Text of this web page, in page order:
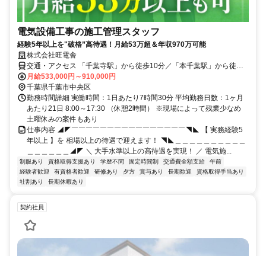
電気設備工事の施工管理スタッフ
経験5年以上を"破格”高待遇！月給53万超＆年収970万可能
株式会社旺電舎
交通・アクセス 「千葉寺駅」から徒歩10分／「本千葉駅」から徒歩
15分
月給533,000円～910,000円
千葉県千葉市中央区
勤務時間詳細 実働時間：1日あたり7時間30分 平均勤務日数：1ヶ月
あたり21日 8:00～17:30 （休憩2時間） ※現場によって残業少なめ
土曜休みの案件もあり
仕事内容 ◢◤￣￣￣￣￣￣￣￣￣￣￣￣￣￣￣￣◥◣ 【 実務経験5
年以上 】を 相場以上の待遇で迎えます！ ◥◣＿＿＿＿＿＿＿＿＿＿
＿＿＿＿＿＿◢◤ ＼ 大手水準以上の高待遇を実現！ ／ 電気施...
制服あり 資格取得支援あり 学歴不問 固定時間制 交通費全額支給
午前
経験者歓迎
有資格者歓迎 研修あり 夕方 賞与あり 長期歓迎
資格取得手当あり
社割あり
長期休暇あり
契約社員